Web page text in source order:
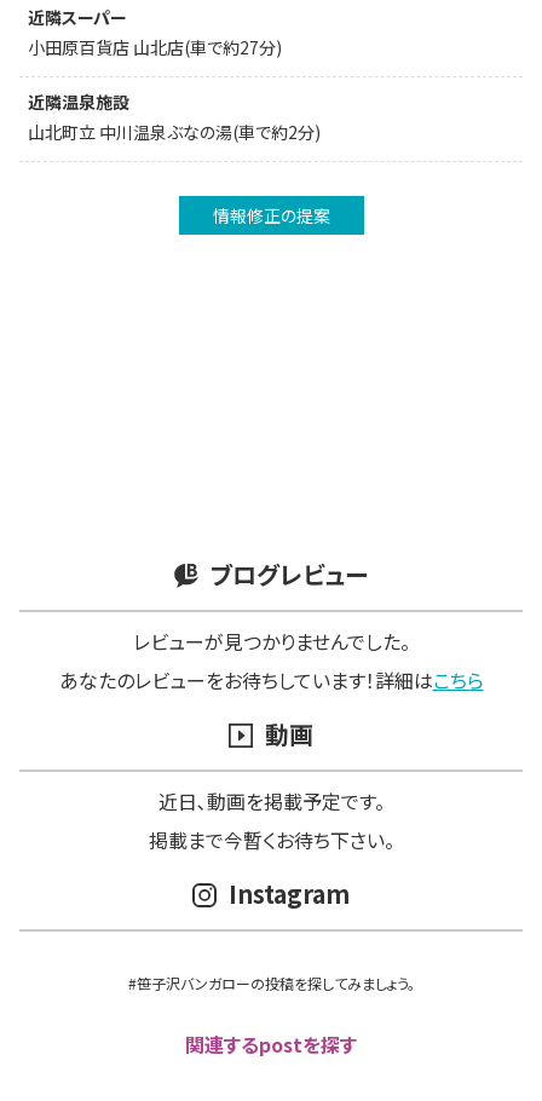
近隣スーパー
小田原百貨店 山北店(車で約27分)
近隣温泉施設
山北町立 中川温泉ぶなの湯(車で約2分)
情報修正の提案
ブログレビュー
レビューが見つかりませんでした。
あなたのレビューをお待ちしています！詳細はこちら
動画
近日､動画を掲載予定です。
掲載まで今暫くお待ち下さい。
Instagram
#笹子沢バンガローの投稿を探してみましょう。
関連するpostを探す